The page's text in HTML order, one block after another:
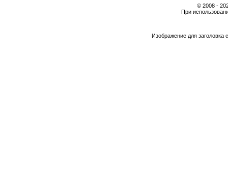
© 2008 -
При
Изображение для